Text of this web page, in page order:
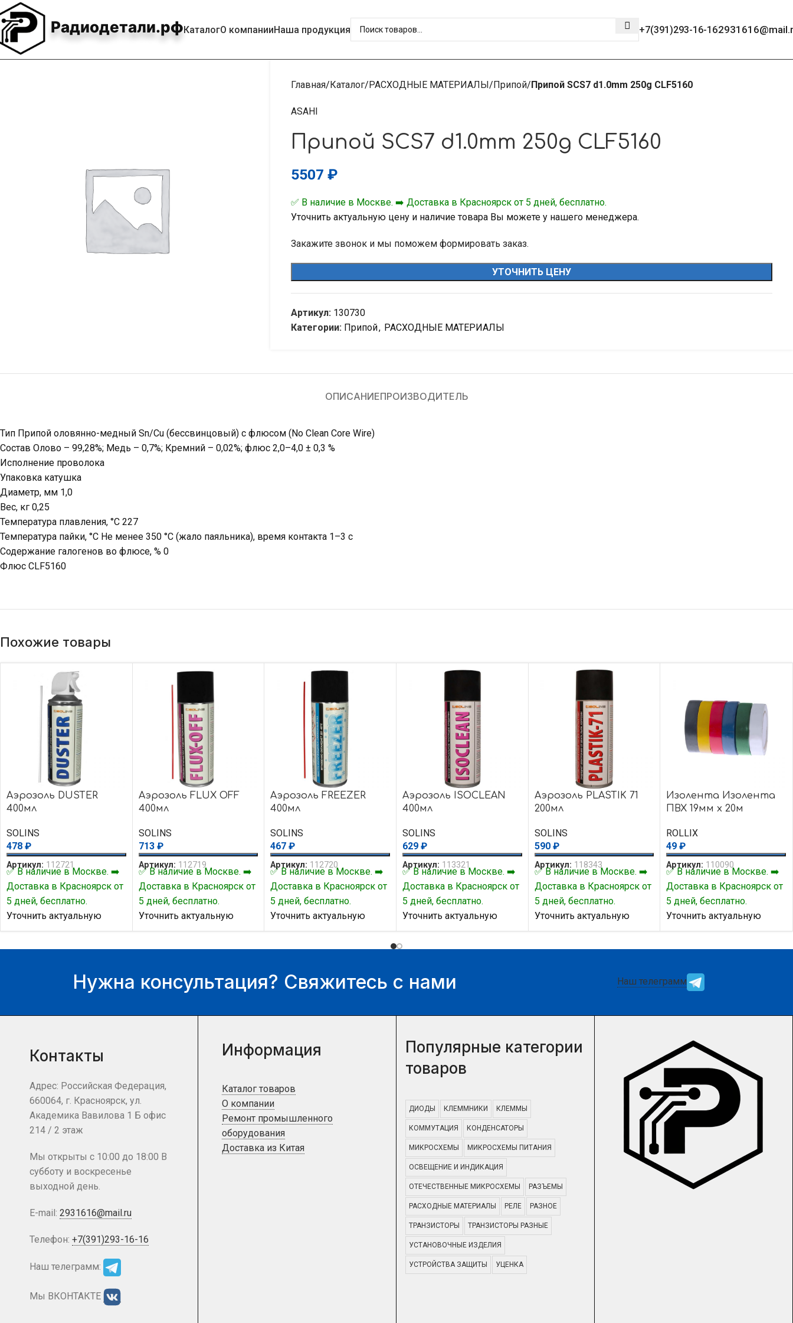
Радиодетали.рфКаталогО компанииНаша продукция +7(391)293-16-16
Главная Каталог РАСХОДНЫЕ МАТЕРИАЛЫ Припой Припой SCS7 d1.0mm 250g CLF5160
ASAHI
Припой SCS7 d1.0mm 250g CLF5160
5507 ₽
✅ В наличие в Москве. ➡️ Доставка в Красноярск от 5 дней, бесплатно.
Уточнить актуальную цену и наличие товара Вы можете у нашего менеджера.
Закажите звонок и мы поможем формировать заказ.
УТОЧНИТЬ ЦЕНУ
Артикул: 130730
Категории: Припой, РАСХОДНЫЕ МАТЕРИАЛЫ
ОПИСАНИЕПРОИЗВОДИТЕЛЬ
Тип Припой оловянно-медный Sn/Cu (бессвинцовый) с флюсом (No Clean Core Wire)
Состав Олово – 99,28%; Медь – 0,7%; Кремний – 0,02%; флюс 2,0–4,0 ± 0,3 %
Исполнение проволока
Упаковка катушка
Диаметр, мм 1,0
Вес, кг 0,25
Температура плавления, °C 227
Температура пайки, °C Не менее 350 °C (жало паяльника), время контакта 1–3 с
Содержание галогенов во флюсе, % 0
Флюс CLF5160
Похожие товары
Аэрозоль DUSTER
400мл
SOLINS
478 ₽
Артикул: 112721
✅ В наличие в Москве. ➡️
Доставка в Красноярск от
5 дней, бесплатно.
Уточнить актуальную
цену и наличие товара Вы
Аэрозоль FLUX OFF
400мл
SOLINS
713 ₽
Артикул: 112719
✅ В наличие в Москве. ➡️
Доставка в Красноярск от
5 дней, бесплатно.
Уточнить актуальную
цену и наличие товара Вы
Аэрозоль FREEZER
400мл
SOLINS
467₽
Артикул: 112720
✅ В наличие в Москве. ➡️
Доставка в Красноярск от
5 дней, бесплатно.
Уточнить актуальную
цену и наличие товара Вы
Аэрозоль ISOCLEAN
400мл
SOLINS
629 ₽
Артикул: 113321
✅ В наличие в Москве. ➡️
Доставка в Красноярск от
5 дней, бесплатно.
Уточнить актуальную
цену и наличие товара Вы
можете у нашего
Аэрозоль PLASTIK 71
200мл
SOLINS
590 ₽
Артикул: 118343
✅ В наличие в Москве. ➡️
Доставка в Красноярск от
5 дней, бесплатно.
Уточнить актуальную
цену и наличие товара Вы
Изолента Изолента
ПВХ 19мм х 20м
ROLLIX
49₽
Артикул: 110090
✅ В наличие в Москве. ➡️
Доставка в Красноярск от
5 дней, бесплатно.
Уточнить актуальную
цену и наличие товара Вы
Нужна консультация? Свяжитесь с нами Наш телеграмм
Контакты
Адрес: Российская Федерация,
660064, г. Красноярск, ул.
Академика Вавилова 1 Б офис
214 / 2 этаж
Мы открыты с 10:00 до 18:00 В
субботу и воскресенье
выходной день.
E-mail: 2931616@mail.ru
Телефон: +7(391)293-16-16
Наш телеграмм:
Мы ВКОНТАКТЕ
Информация
Каталог товаров
О компании
Ремонт промышленного
оборудования
Доставка из Китая
Популярные категории
товаров
ДИОДЫ КЛЕММНИКИ КЛЕММЫ
КОММУТАЦИЯ КОНДЕНСАТОРЫ
МИКРОСХЕМЫ МИКРОСХЕМЫ ПИТАНИЯ
ОСВЕЩЕНИЕ И ИНДИКАЦИЯ
ОТЕЧЕСТВЕННЫЕ МИКРОСХЕМЫ РАЗЪЕМЫ
РАСХОДНЫЕ МАТЕРИАЛЫ РЕЛЕ РАЗНОЕ
ТРАНЗИСТОРЫ ТРАНЗИСТОРЫ РАЗНЫЕ
УСТАНОВОЧНЫЕ ИЗДЕЛИЯ
УСТРОЙСТВА ЗАЩИТЫ УЦЕНКА